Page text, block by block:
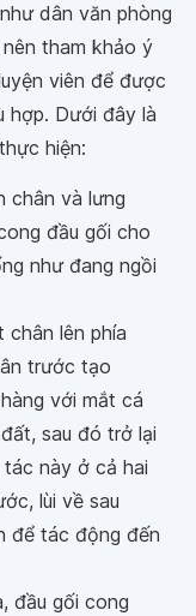
dân văn phòng
tham khảo ý
viên để được
hợp. Dưới đây là
hiện:
chân và lưng
đầu gối cho
như đang ngồi
chân lên phía
trước tạo
với mắt cá
sau đó trở lại
này ở cả hai
lùi về sau
để tác động đến
đầu gối cong